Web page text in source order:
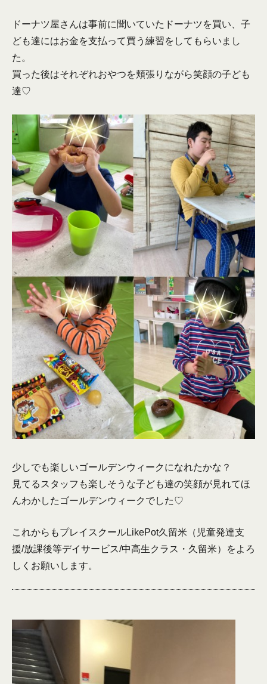
ドーナツ屋さんは事前に聞いていたドーナツを買い、子
ども達にはお金を支払って買う練習をしてもらいまし
た。
買った後はそれぞれおやつを頬張りながら笑顔の子ども
達♡
少しでも楽しいゴールデンウィークになれたかな？
見てるスタッフも楽しそうな子ども達の笑顔が見れてほ
んわかしたゴールデンウィークでした♡
これからもプレイスクールLikePot久留米（児童発達支
援/放課後等デイサービス/中高生クラス・久留米）をよろ
しくお願いします。